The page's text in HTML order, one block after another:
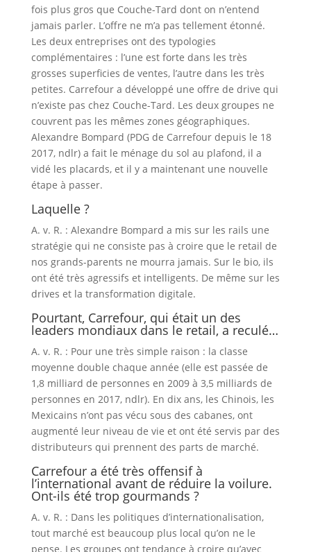
fois plus gros que Couche-Tard dont on n’entend
jamais parler. L’offre ne m’a pas tellement étonné.
Les deux entreprises ont des typologies
complémentaires : l’une est forte dans les très
grosses superficies de ventes, l’autre dans les très
petites. Carrefour a développé une offre de drive qui
n’existe pas chez Couche-Tard. Les deux groupes ne
couvrent pas les mêmes zones géographiques.
Alexandre Bompard (PDG de Carrefour depuis le 18
2017, ndlr) a fait le ménage du sol au plafond, il a
vidé les placards, et il y a maintenant une nouvelle
étape à passer.
Laquelle ?
A. v. R. : Alexandre Bompard a mis sur les rails une
stratégie qui ne consiste pas à croire que le retail de
nos grands-parents ne mourra jamais. Sur le bio, ils
ont été très agressifs et intelligents. De même sur les
drives et la transformation digitale.
Pourtant, Carrefour, qui était un des
leaders mondiaux dans le retail, a reculé…
A. v. R. : Pour une très simple raison : la classe
moyenne double chaque année (elle est passée de
1,8 milliard de personnes en 2009 à 3,5 milliards de
personnes en 2017, ndlr). En dix ans, les Chinois, les
Mexicains n’ont pas vécu sous des cabanes, ont
augmenté leur niveau de vie et ont été servis par des
distributeurs qui prennent des parts de marché.
Carrefour a été très offensif à
l’international avant de réduire la voilure.
Ont-ils été trop gourmands ?
A. v. R. : Dans les politiques d’internationalisation,
tout marché est beaucoup plus local qu’on ne le
pense. Les groupes ont tendance à croire qu’avec